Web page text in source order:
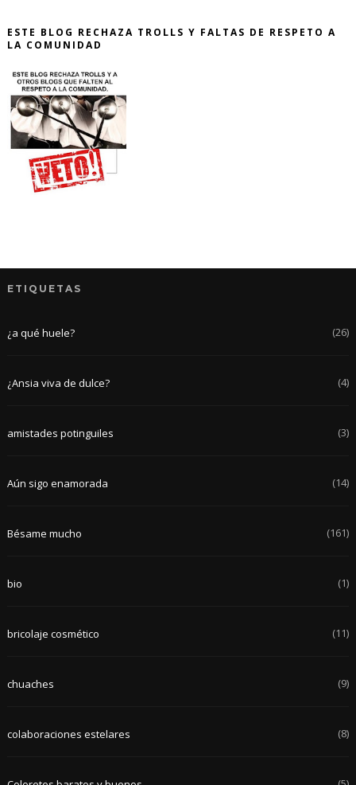
ESTE BLOG RECHAZA TROLLS Y FALTAS DE RESPETO A
LA COMUNIDAD
ETIQUETAS
¿a qué huele? (26)
¿Ansia viva de dulce? (4)
amistades potinguiles (3)
Aún sigo enamorada (14)
Bésame mucho (161)
bio (1)
bricolaje cosmético (11)
chuaches (9)
colaboraciones estelares (8)